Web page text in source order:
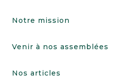
Notre mission
Venir à nos assemblées
Nos articles